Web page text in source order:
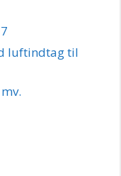
luftindtag til